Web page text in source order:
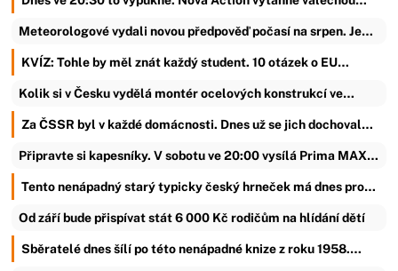
Meteorologové vydali novou předpověď počasí na srpen. Je…
KVÍZ: Tohle by měl znát každý student. 10 otázek o EU…
Kolik si v Česku vydělá montér ocelových konstrukcí ve…
Za ČSSR byl v každé domácnosti. Dnes už se jich dochoval…
Připravte si kapesníky. V sobotu ve 20:00 vysílá Prima MAX…
Tento nenápadný starý typicky český hrneček má dnes pro…
Od září bude přispívat stát 6 000 Kč rodičům na hlídání dětí
Sběratelé dnes šílí po této nenápadné knize z roku 1958.…